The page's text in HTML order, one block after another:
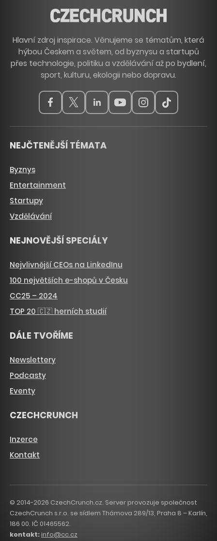
Hlavní zdroj inspirace. Věnujeme se tématům, která
hýbou Českem a světem, od byznysu a startupů
přes technologie, politiku a vzdělávání až po bydlení,
sport, kulturu, ekologii nebo dopravu.
NEJČTENĚJŠÍ TÉMATA
Byznys
Entertainment
Startupy
Vzdělávání
NEJNOVĚJŠÍ SPECIÁLY
Nejvlivnější CEOs na LinkedInu
100 největších e-shopů v Česku
CC25 – 2024
TOP 20 🇨🇿 herních studií
DÁLE TVOŘÍME
Newslettery
Podcasty
Eventy
CZECHCRUNCH
Inzerce
Kontakt
© 2014-2026 CzechCrunch.cz. Server provozuje společnost
CzechCrunch s.r.o. se sídlem Thámova 289/13, Praha 8 – Karlín,
186 00. IČ 01465562.
kontakt:info@cc.cz